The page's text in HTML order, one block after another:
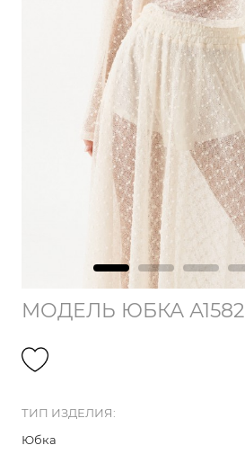
МОДЕЛЬ ЮБКА А1582
ТИП ИЗДЕЛИЯ:
Юбка